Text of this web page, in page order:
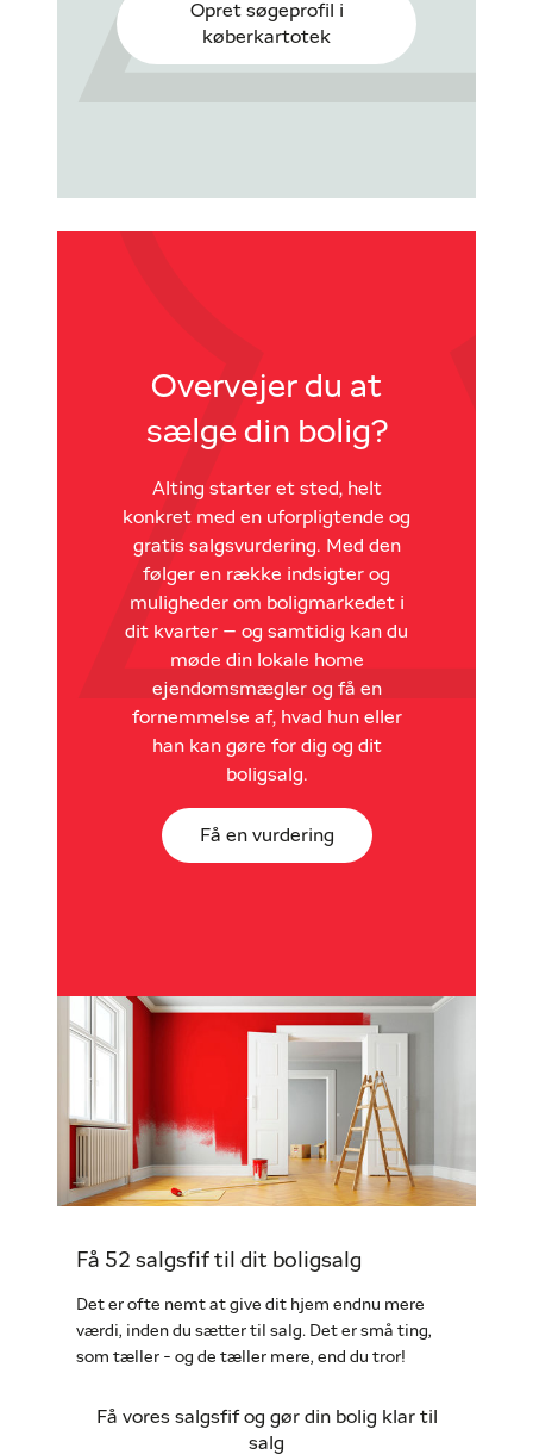
Opret søgeprofil i
køberkartotek
Overvejer du at
sælge din bolig?
Alting starter et sted, helt
konkret med en uforpligtende og
gratis salgsvurdering. Med den
følger en række indsigter og
muligheder om boligmarkedet i
dit kvarter – og samtidig kan du
møde din lokale home
ejendomsmægler og få en
fornemmelse af, hvad hun eller
han kan gøre for dig og dit
boligsalg.
Få en vurdering
Få 52 salgsfif til dit boligsalg
Det er ofte nemt at give dit hjem endnu mere
værdi, inden du sætter til salg. Det er små ting,
som tæller - og de tæller mere, end du tror!
Få vores salgsfif og gør din bolig klar til
salg